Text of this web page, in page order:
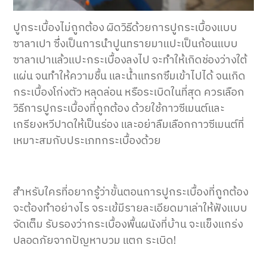
ปูกระเบื้องไม่ถูกต้อง ผิดวิธีด้วยการปูกระเบื้องแบบ
ซาลาเปา ซึ่งเป็นการนำปูนทรายมาแปะเป็นก้อนแบบ
ซาลาเปาแล้วแปะกระเบื้องลงไป จะทำให้เกิดช่องว่างใต้
แผ่น จนทำให้ความชื้น และน้ำแทรกซึมเข้าไปได้ จนเกิด
กระเบื้องโก่งตัว หลุดล่อน หรือระเบิดในที่สุด ควรเลือก
วิธีการปูกระเบื้องที่ถูกต้อง ด้วยใช้กาวซีเมนต์และ
เกรียงหวีปาดให้เป็นร่อง และอย่าลืมเลือกกาวซีเมนต์ที่
เหมาะสมกับประเภทกระเบื้องด้วย
สำหรับใครที่อยากรู้ว่าขั้นตอนการปูกระเบื้องที่ถูกต้อง
จะต้องทำอย่างไร จระเข้มีรายละเอียดมาเล่าให้ฟังแบบ
จัดเต็ม รับรองว่ากระเบื้องพื้นผนังที่บ้าน จะแข็งแกร่ง
ปลอดภัยจากปัญหาบวม แตก ระเบิด!